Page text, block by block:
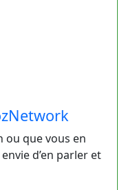
ou que vous en
d’en parler et